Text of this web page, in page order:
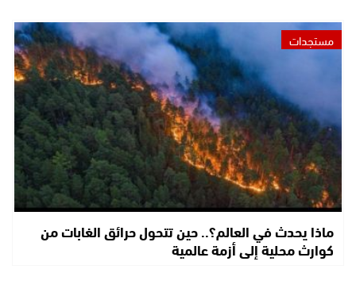
مستجدات
ماذا يحدث في العالم؟.. حين تتحول حرائق الغابات من
كوارث محلية إلى أزمة عالمية